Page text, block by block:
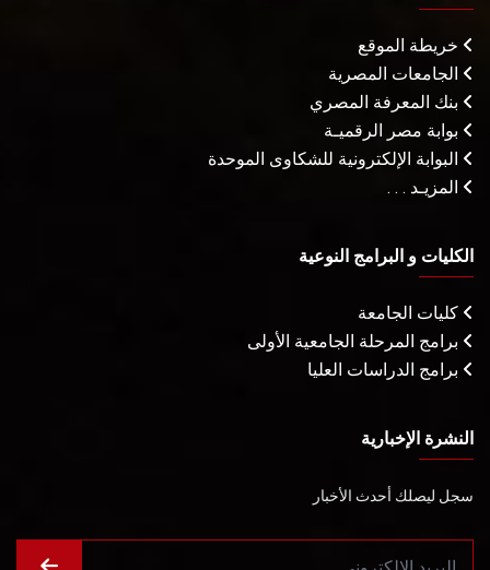
خريطة الموقع
الجامعات المصرية
بنك المعرفة المصري
بوابة مصر الرقميـة
البوابة الإلكترونية للشكاوى الموحدة
المزيـد . . .
الكليات و البرامج النوعية
كليات الجامعة
برامج المرحلة الجامعية الأولى
برامج الدراسات العليا
النشرة الإخبارية
سجل ليصلك أحدث الأخبار